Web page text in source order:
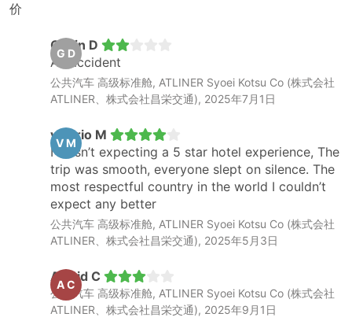
G D
Gabin D
An accident
公共汽车 高级标准舱, ATLINER Syoei Kotsu Co (株式会社
ATLINER、株式会社昌栄交通), 2025年7月1日
V M
valerio M
I wasn’t expecting a 5 star hotel experience, The
trip was smooth, everyone slept on silence. The
most respectful country in the world I couldn’t
expect any better
公共汽车 高级标准舱, ATLINER Syoei Kotsu Co (株式会社
ATLINER、株式会社昌栄交通), 2025年5月3日
A C
Astrid C
公共汽车 高级标准舱, ATLINER Syoei Kotsu Co (株式会社
ATLINER、株式会社昌栄交通), 2025年9月1日
价